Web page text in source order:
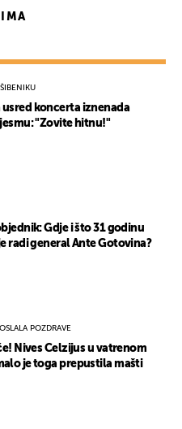
koncerta iznenada
"Zovite hitnu!"
Gdje i što 31 godinu
radi general Ante Gotovina?
POZDRAVE
Nives Celzijus u vatrenom
je toga prepustila mašti